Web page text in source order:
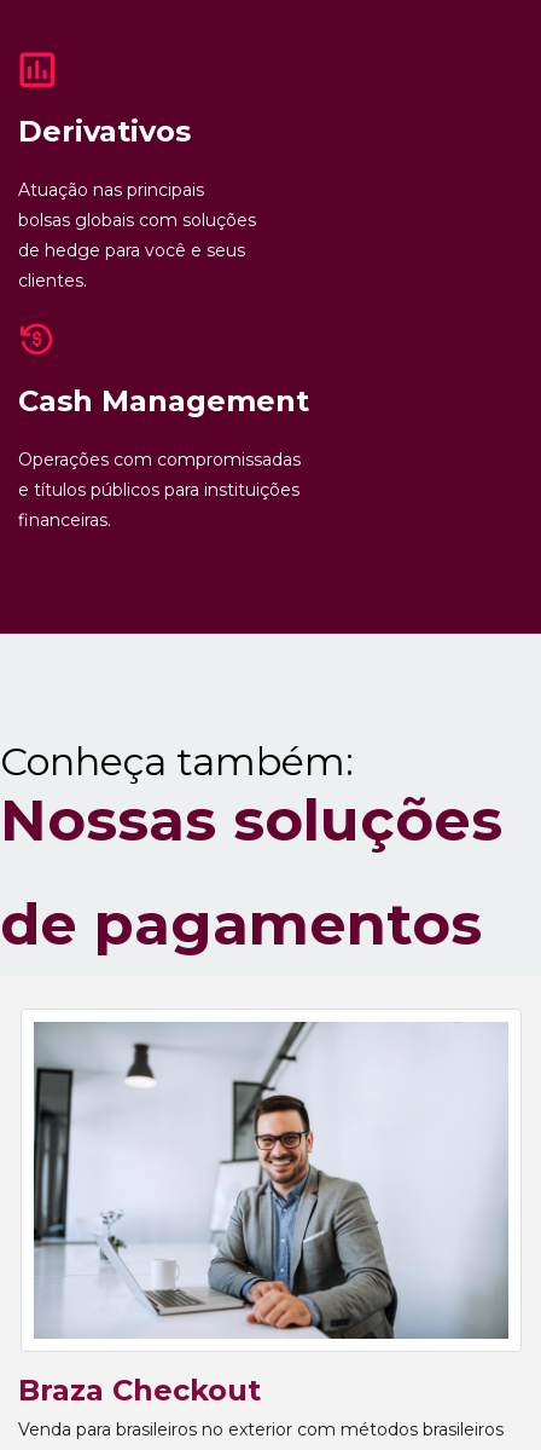
Derivativos
Atuação nas principais
bolsas globais com soluções
de hedge para você e seus
clientes.
Cash Management
Operações com compromissadas
e títulos públicos para instituições
financeiras.
Conheça também:
Nossas soluções
de pagamentos
Braza Checkout
Venda para brasileiros no exterior com métodos brasileiros